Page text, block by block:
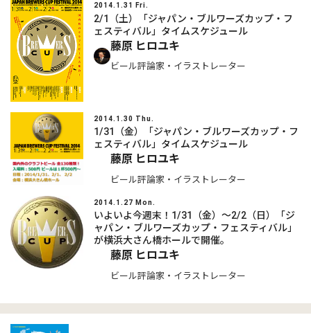
2014.1.31 Fri.
2/1（土）「ジャパン・ブルワーズカップ・フ
ェスティバル」タイムスケジュール
藤原 ヒロユキ
ビール評論家・イラストレーター
2014.1.30 Thu.
1/31（金）「ジャパン・ブルワーズカップ・フ
ェスティバル」タイムスケジュール
藤原 ヒロユキ
ビール評論家・イラストレーター
2014.1.27 Mon.
いよいよ今週末！1/31（金）～2/2（日）「ジ
ャパン・ブルワーズカップ・フェスティバル」
が横浜大さん橋ホールで開催。
藤原 ヒロユキ
ビール評論家・イラストレーター